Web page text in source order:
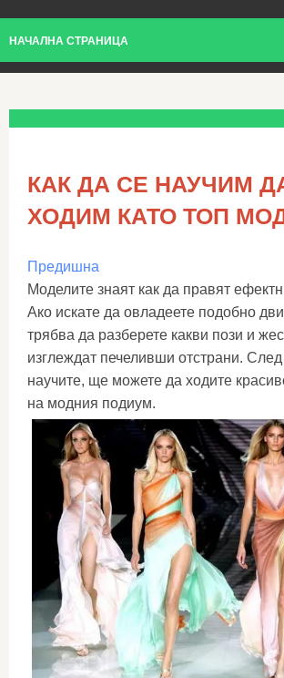
НАЧАЛНА СТРАНИЦА
КАК ДА СЕ НАУЧИМ
ХОДИМ КАТО ТОП
Предишна
Моделите знаят как да правят
Ако искате да овладеете подобно
трябва да разберете какви пози и
изглеждат печеливши отстрани. След
научите, ще можете да ходите
на модния подиум.